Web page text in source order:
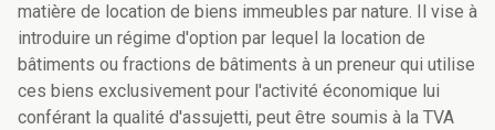
matière de location de biens immeubles par nature. Il vise à
introduire un régime d'option par lequel la location de
bâtiments ou fractions de bâtiments à un preneur qui utilise
ces biens exclusivement pour l'activité économique lui
conférant la qualité d'assujetti, peut être soumis à la TVA